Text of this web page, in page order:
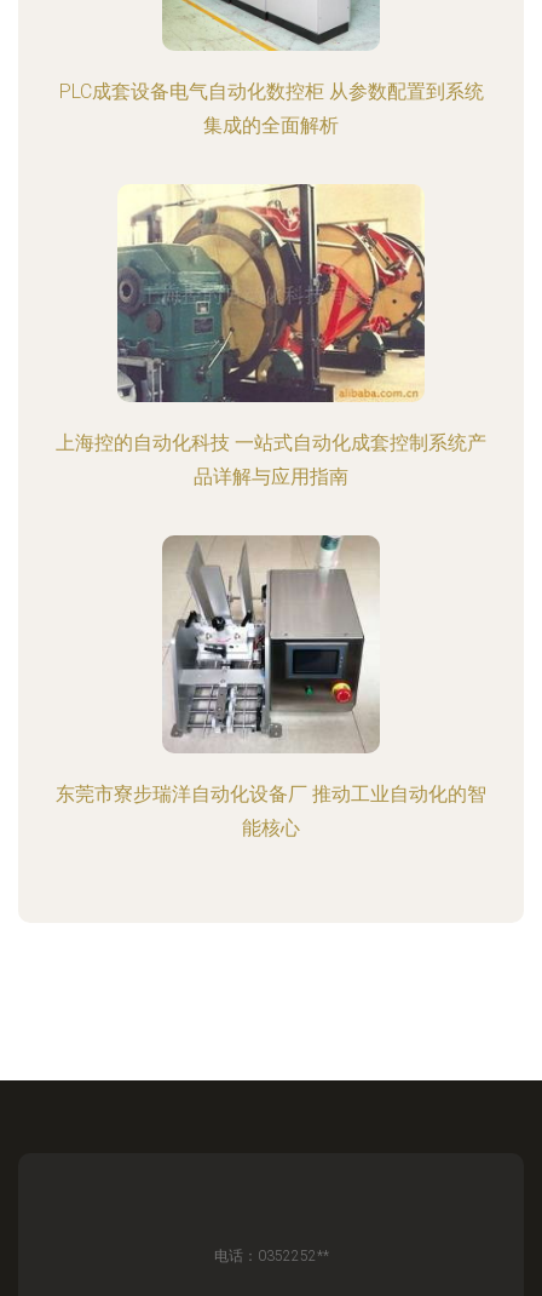
PLC成套设备电气自动化数控柜 从参数配置到系统
集成的全面解析
上海控的自动化科技 一站式自动化成套控制系统产
品详解与应用指南
东莞市寮步瑞洋自动化设备厂 推动工业自动化的智
能核心
电话：0352252**